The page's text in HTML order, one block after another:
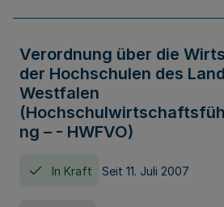
Verordnung über die
der Hochschulen des
Westfalen
ng – - HWFVO)
In Kraft Seit 11. Juli 2007